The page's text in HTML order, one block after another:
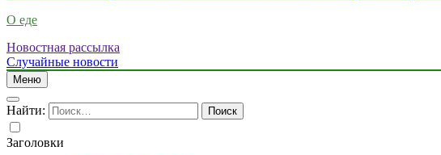
О еде
Новостная рассылка
Случайные новости
Меню
Найти:
Заголовки